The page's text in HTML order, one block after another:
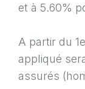
et à 5.60%
A partir du
appliqué
assurés